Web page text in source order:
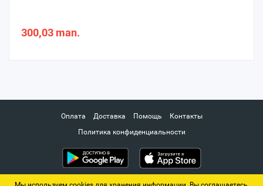
300,03 man.
Оплата Доставка Помощь
Контакты
Политика конфиденциальности